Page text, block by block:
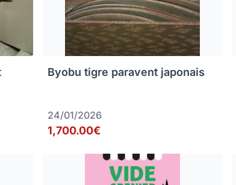
Byobu tigre paravent japonais
24/01/2026
1,700.00€